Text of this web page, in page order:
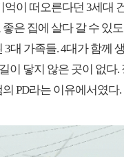
이 떠오른다던 3세대
은 집에 살다 갈 수 있
대 가족들. 4대가 함께
이 닿지 않은 곳이 없다
PD라는 이유에서였다.